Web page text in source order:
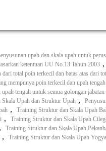
upah dan skala upah untuk
ketentuan UU No.13 Tahun 2003 ,
dari total poin terkecil dan batas atas dari
mempunya poin terkecil dan upah
tengah untuk semua golongan jabatan
Skala Upah dan Struktur Upah ,
, Training Struktur dan Skala Upah
, Training Struktur dan Skala Upah
, Training Struktur dan Skala Upah
, Training Struktur dan Skala Upah